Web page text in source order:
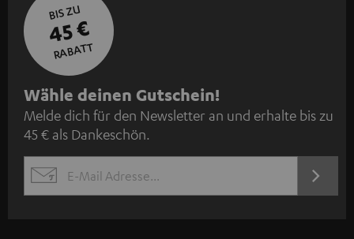
BIS ZU
45 €
RABATT
N
e
w
s
l
Wähle deinen Gutschein!
Melde dich für den Newsletter an und erhalte bis zu
45 € als Dankeschön.
EMAIL
JETZT